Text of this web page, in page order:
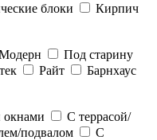
блоки
Кирпич
Под старину
Райт
Барнхаус
С террасой/
подвалом
С